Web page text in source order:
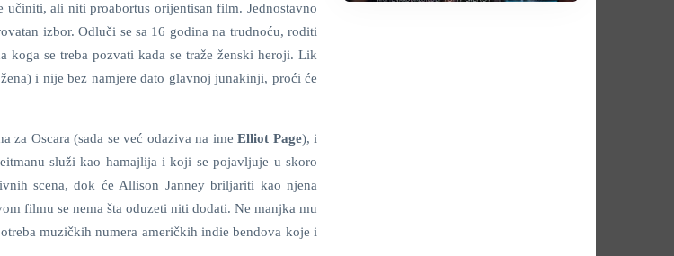
učiniti, ali niti proabortus orijentisan film. Jednostavno
izbor. Odluči se sa 16 godina na trudnoću, roditi
koga se treba pozvati kada se traže ženski heroji. Lik
i nije bez namjere dato glavnoj junakinji, proći će
za Oscara (sada se već odaziva na imeElliot Page), i
služi kao hamajlija i koji se pojavljuje u skoro
scena, dok će Allison Janney briljariti kao njena
filmu se nema šta oduzeti niti dodati. Ne manjka mu
muzičkih numera američkih indie bendova koje i